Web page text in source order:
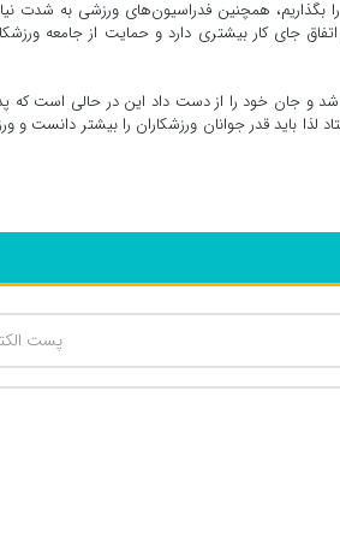
همچنین فدراسیون‌های ورزشی به شدت
جای کار بیشتری دارد و حمایت از جامعه
و جان خود را از دست داد این در حالی است که
لذا باید قدر جوانان ورزشکاران را بیشتر دانست و